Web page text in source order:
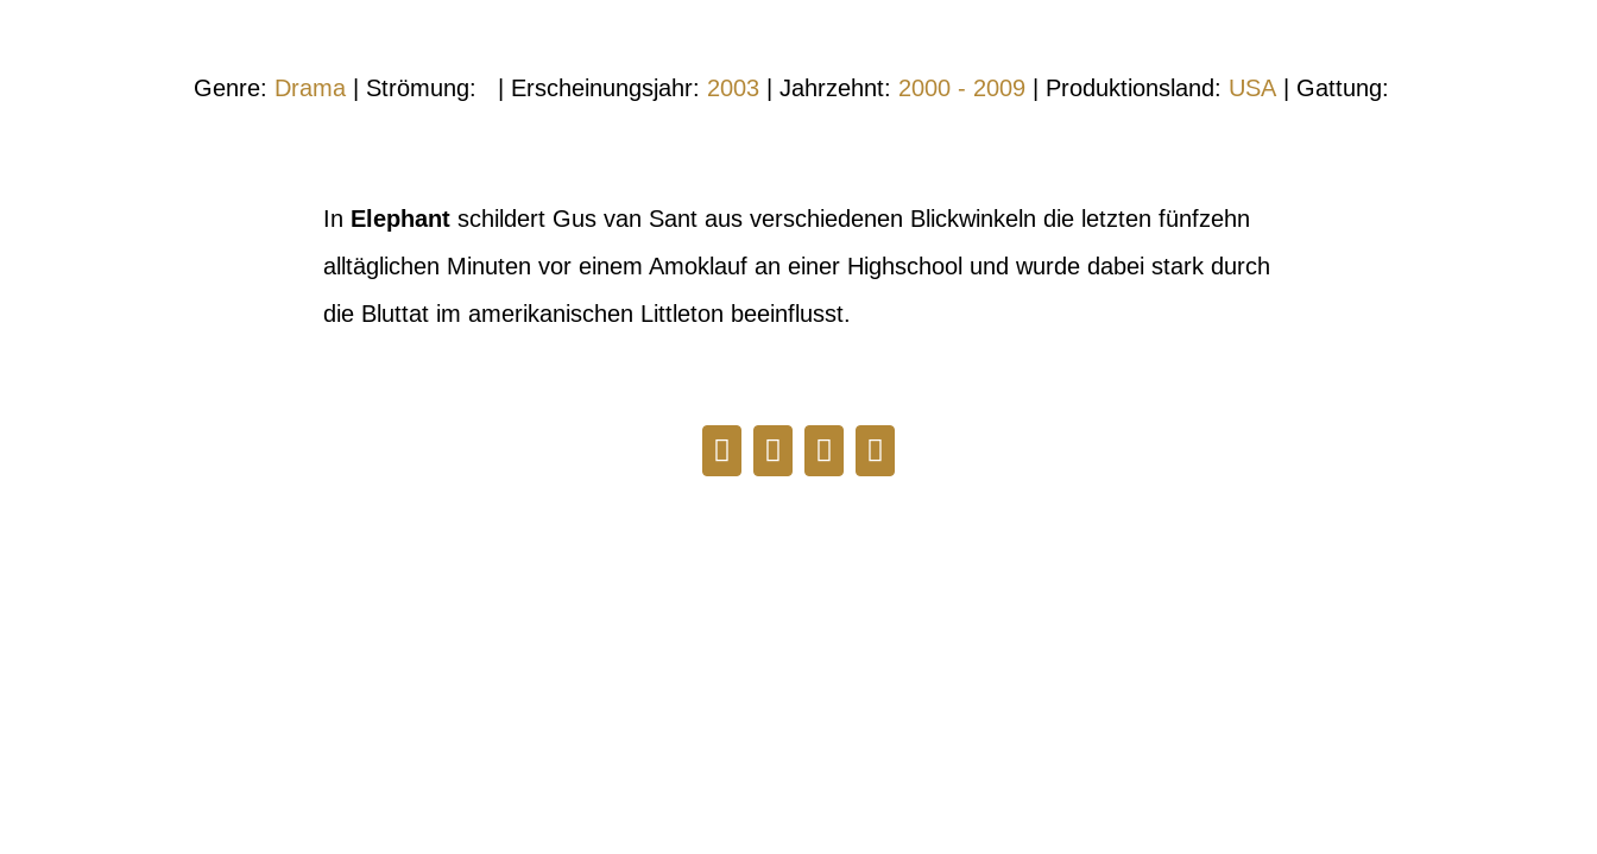
Genre: Drama | Strömung: | Erscheinungsjahr: 2003 | Jahrzehnt: 2000 - 2009 | Produktionsland: USA | Gattung:
In Elephantschildert Gus van Sant aus verschiedenen Blickwinkeln die letzten fünfzehn
alltäglichen Minuten vor einem Amoklauf an einer Highschool und wurde dabei stark durch
die Bluttat im amerikanischen Littleton beeinflusst.